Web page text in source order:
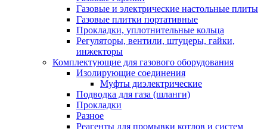
Газовые и электрические настольные плиты
Газовые плитки портативные
Прокладки, уплотнительные кольца
Регуляторы, вентили, штуцеры, гайки,
инжекторы
Комплектующие для газового оборудования
Изолирующие соединения
Муфты диэлектрические
Подводка для газа (шланги)
Прокладки
Разное
Реагенты для промывки котлов и систем